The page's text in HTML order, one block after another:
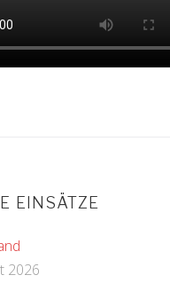
EINSÄTZE
2026